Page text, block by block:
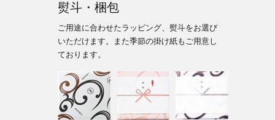
熨斗・梱包
ご用途に合わせたラッピング、熨斗をお選び
いただけます。また季節の掛け紙もご用意し
ております。